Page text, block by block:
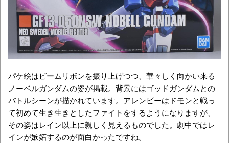
パケ絵はビームリボンを振り上げつつ、華々しく向かい来る
ノーベルガンダムの姿が掲載。背景にはゴッドガンダムとの
バトルシーンが描かれています。アレンビーはドモンと戦っ
て初めて生き生きとしたファイトをするようになりますが、
その姿はレイン以上に親しく見えるものでした。劇中ではレ
インが嫉妬するのが面白かったですね。